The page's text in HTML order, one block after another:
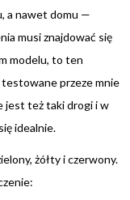
a nawet domu —
musi znajdować się
modelu, to ten
testowane przeze mnie
jest też taki drogi i w
idealnie.
żółty i czerwony.